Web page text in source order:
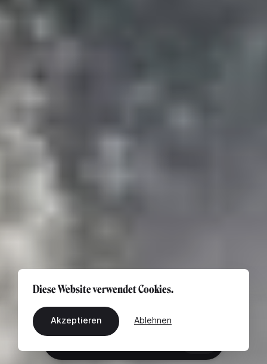
Diese Website verwendet Cookies.
Akzeptieren Ablehnen